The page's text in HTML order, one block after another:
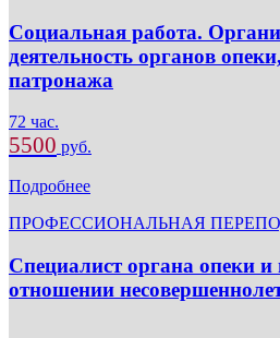
Социальная работа.
деятельность органов
патронажа
72 час.
5500 руб.
Подробнее
ПРОФЕССИОНАЛЬНАЯ
Специалист органа опеки и
отношении